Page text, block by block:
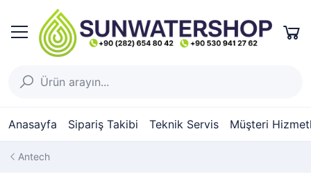
Anasayfa Sipariş Takibi Teknik Servis Müşteri
Antech